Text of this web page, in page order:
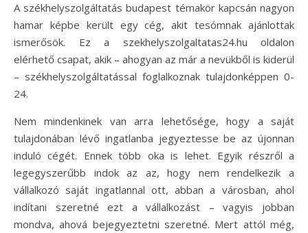
A székhelyszolgáltatás budapest témakör kapcsán nagyon
hamar képbe került egy cég, akit tesómnak ajánlottak
ismerősök. Ez a szekhelyszolgaltatas24.hu oldalon
elérhető csapat, akik – ahogyan az már a nevükből is kiderül
– székhelyszolgáltatással foglalkoznak tulajdonképpen 0-
24.
Nem mindenkinek van arra lehetősége, hogy a saját
tulajdonában lévő ingatlanba jegyeztesse be az újonnan
induló cégét. Ennek több oka is lehet. Egyik részről a
legegyszerűbb indok az az, hogy nem rendelkezik a
vállalkozó saját ingatlannal ott, abban a városban, ahol
indítani szeretné ezt a vállalkozást – vagyis jobban
mondva, ahová bejegyeztetni szeretné. Mert attól még,